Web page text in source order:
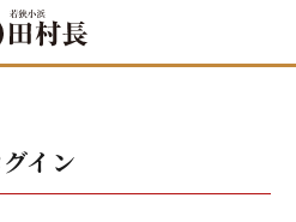
イン